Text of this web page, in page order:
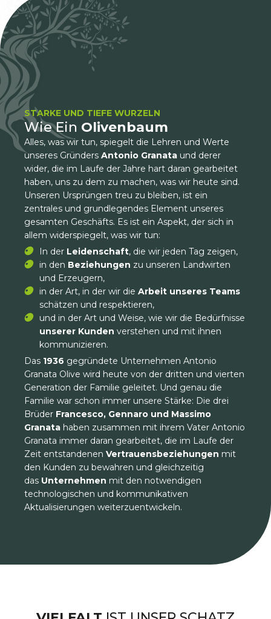
STARKE UND TIEFE WURZELN
Wie Ein Olivenbaum
Alles, was wir tun, spiegelt die Lehren und Werte
unseres Gründers Antonio Granata und derer
wider, die im Laufe der Jahre hart daran gearbeitet
haben, uns zu dem zu machen, was wir heute sind.
Unseren Ursprüngen treu zu bleiben, ist ein
zentrales und grundlegendes Element unseres
gesamten Geschäfts. Es ist ein Aspekt, der sich in
allem widerspiegelt, was wir tun:
In der Leidenschaft, die wir jeden Tag zeigen,
in den Beziehungen zu unseren Landwirten
und Erzeugern,
in der Art, in der wir die Arbeit unseres Teams
schätzen und respektieren,
und in der Art und Weise, wie wir die Bedürfnisse
unserer Kunden verstehen und mit ihnen
kommunizieren.
Das 1936 gegründete Unternehmen Antonio
Granata Olive wird heute von der dritten und vierten
Generation der Familie geleitet. Und genau die
Familie war schon immer unsere Stärke: Die drei
Brüder Francesco, Gennaro und Massimo
Granata haben zusammen mit ihrem Vater Antonio
Granata immer daran gearbeitet, die im Laufe der
Zeit entstandenen Vertrauensbeziehungen mit
den Kunden zu bewahren und gleichzeitig
das Unternehmen mit den notwendigen
technologischen und kommunikativen
Aktualisierungen weiterzuentwickeln.